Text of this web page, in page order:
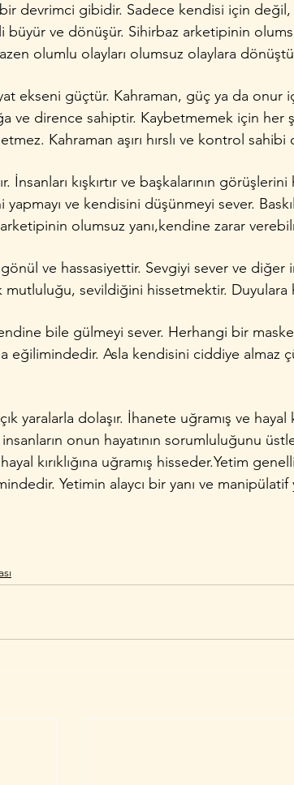
devrimci gibidir. Sadece kendisi için değil,
büyür ve dönüşür. Sihirbaz arketipinin
olumlu olayları olumsuz olaylara
ekseni güçtür. Kahraman, güç ya da onur
ve dirence sahiptir. Kaybetmemek için her
Kahraman aşırı hırslı ve kontrol sahibi
İnsanları kışkırtır ve başkalarının
yapmayı ve kendisini düşünmeyi sever.
olumsuz yanı,kendine zarar
ve hassasiyettir. Sevgiyi sever ve diğer
mutluluğu, sevildiğini hissetmektir. Duyulara
bile gülmeyi sever. Herhangi bir
eğilimindedir. Asla kendisini ciddiye almaz
yaralarla dolaşır. İhanete uğramış ve hayal
onun hayatının sorumluluğunu
kırıklığına uğramış hisseder.Yetim
Yetimin alaycı bir yanı ve manipülatif